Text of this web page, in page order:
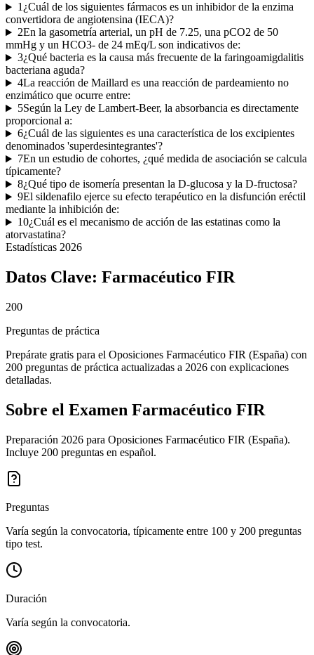
1 ¿Cuál de los siguientes fármacos es un inhibidor de la enzima
convertidora de angiotensina (IECA)?
2En la gasometría arterial, un pH de 7.25, una pCO2 de 50
mmHg y un HCO3- de 24 mEq/L son indicativos de:
3¿Qué bacteria es la causa más frecuente de la faringoamigdalitis
bacteriana aguda?
4La reacción de Maillard es una reacción de pardeamiento no
enzimático que ocurre entre:
5Según la Ley de Lambert-Beer, la absorbancia es directamente
proporcional a:
6¿Cuál de las siguientes es una característica de los excipientes
denominados 'superdesintegrantes'?
7En un estudio de cohortes, ¿qué medida de asociación se calcula
típicamente?
8¿Qué tipo de isomería presentan la D-glucosa y la D-fructosa?
9El sildenafilo ejerce su efecto terapéutico en la disfunción eréctil
mediante la inhibición de:
10¿Cuál es el mecanismo de acción de las estatinas como la
atorvastatina?
Estadísticas 2026
Datos Clave: Farmacéutico FIR
200
Preguntas de práctica
Prepárate gratis para el Oposiciones Farmacéutico FIR (España) con
200 preguntas de práctica actualizadas a 2026 con explicaciones
detalladas.
Sobre el Examen Farmacéutico FIR
Preparación 2026 para Oposiciones Farmacéutico FIR (España).
Incluye 200 preguntas en español.
Preguntas
Varía según la convocatoria, típicamente entre 100 y 200 preguntas
tipo test.
Duración
Varía según la convocatoria.